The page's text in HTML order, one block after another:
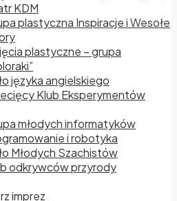
KDM
plastyczna Inspiracje i Wesołe
plastyczne – grupa
języka angielskiego
Klub Eksperymentów
młodych informatyków
i robotyka
Młodych Szachistów
odkrywców przyrody
imprez